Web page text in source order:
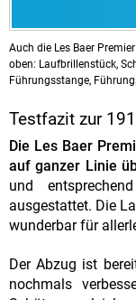
Auch die Les Baer
oben: Laufbrillenstück,
Führungsstange,
Testfazit zur
Die Les Baer
auf ganzer Linie
und
ausgestattet. Die
wunderbar für
Der Abzug ist
nochmals